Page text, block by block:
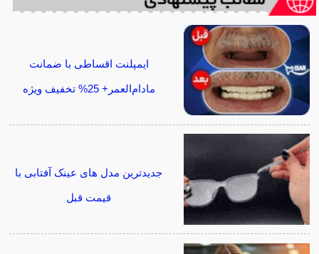
ایمپلنت اقساطی با ضمانت
مادام‌العمر+ 25% تخفیف ویژه
جدیدترین مدل های عینک آفتابی با
قیمت قبل